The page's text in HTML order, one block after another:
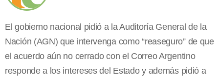
El gobierno nacional pidió a la Auditoría General de la
Nación (AGN) que intervenga como “reaseguro” de que
el acuerdo aún no cerrado con el Correo Argentino
responde a los intereses del Estado y además pidió a